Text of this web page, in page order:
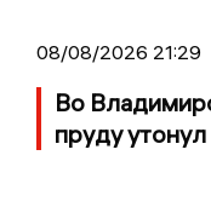
08/08/2026 21:29
Во
пруду